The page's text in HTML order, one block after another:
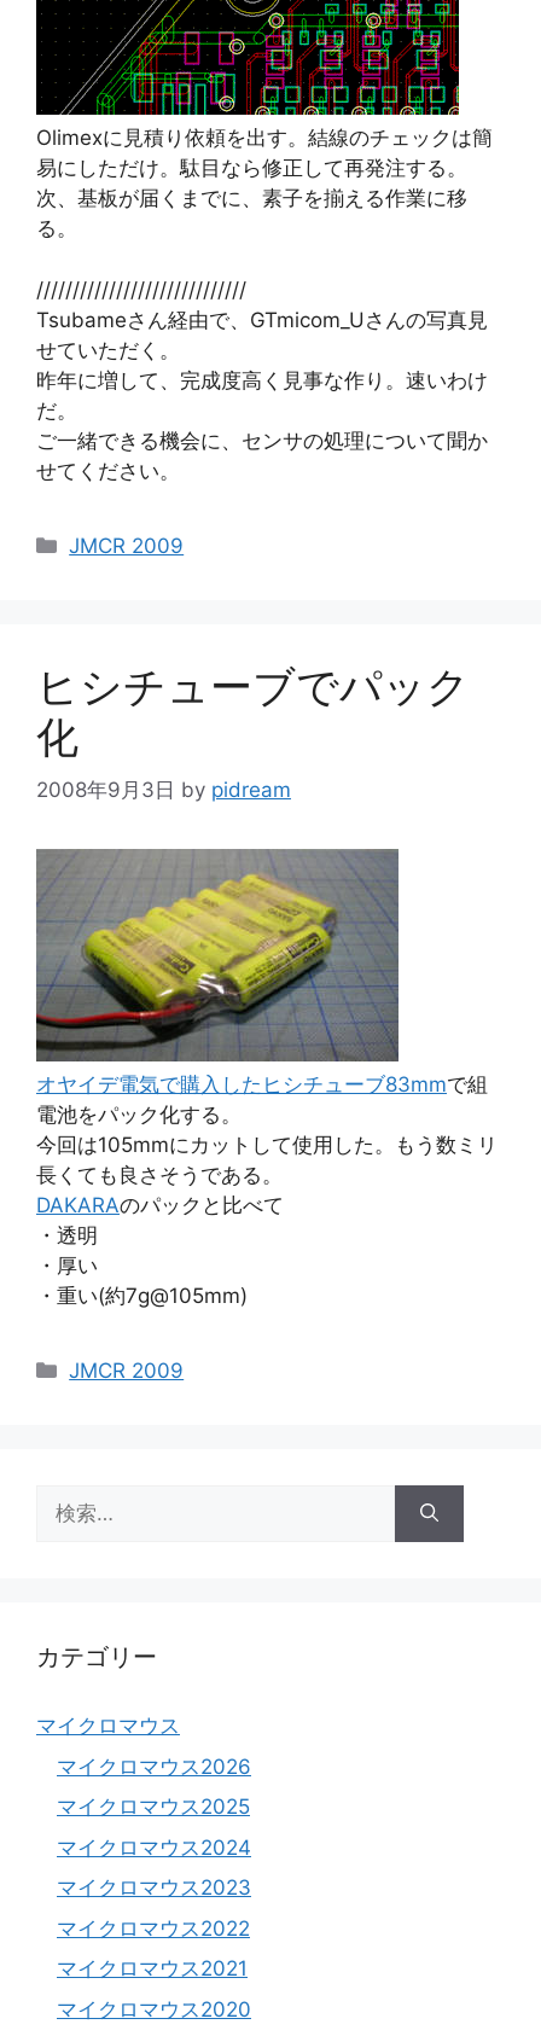
Olimexに見積り依頼を出す。結線のチェックは簡
易にしただけ。駄目なら修正して再発注する。
次、基板が届くまでに、素子を揃える作業に移
る。
/////////////////////////////
Tsubameさん経由で、GTmicom_Uさんの写真見
せていただく。
昨年に増して、完成度高く見事な作り。速いわけ
だ。
ご一緒できる機会に、センサの処理について聞か
せてください。
カ
JMCR 2009
ヒシチューブでパック
化
2008年9月3日 by pidream
オヤイデ電気で購入したヒシチューブ83mmで組
電池をパック化する。
今回は105mmにカットして使用した。もう数ミリ
長くても良さそうである。
DAKARAのパックと比べて
・透明
・厚い
・重い(約7g@105mm)
カ
JMCR 2009
索:
カテゴリー
マイクロマウス
マイクロマウス2026
マイクロマウス2025
マイクロマウス2024
マイクロマウス2023
マイクロマウス2022
マイクロマウス2021
マイクロマウス2020